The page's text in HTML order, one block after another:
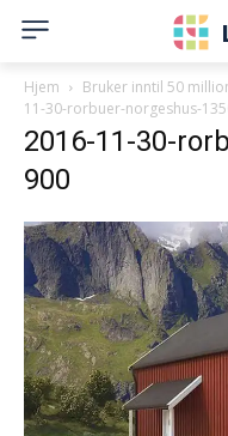
Hjem Bruker inntil 50
11-30-rorbuer-norgeshus-
2016-11-30-
900